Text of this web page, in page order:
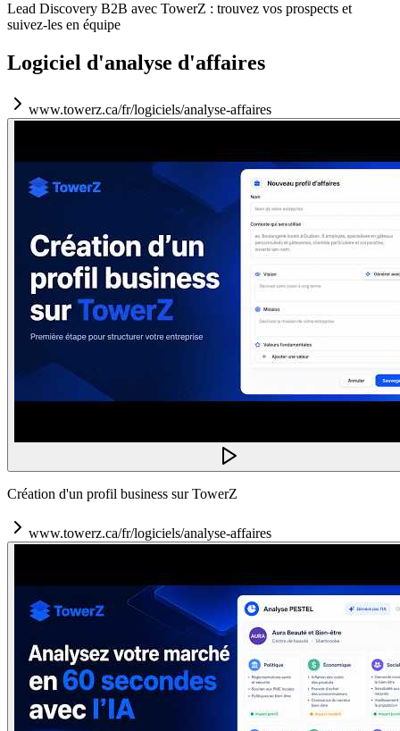
Lead Discovery B2B avec TowerZ : trouvez vos prospects et
suivez-les en équipe
Logiciel d'analyse d'affaires
www.towerz.ca/fr/logiciels/analyse-affaires
Création d'un profil business sur TowerZ
www.towerz.ca/fr/logiciels/analyse-affaires